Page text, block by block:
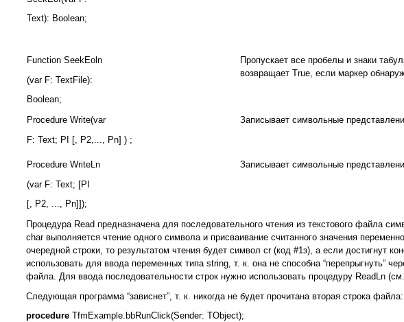
Text): Boolean;
Function SeekEoln
(var F: TextFile):
Boolean;
Пропускает все пробелы и знаки
возвращает True, если маркер
Procedure Write(var
F: Text; PI [, P2,..., Pn] ) ;
Записывает символьные
Procedure WriteLn
(var F: Text; [PI
[, P2, ..., Pn]]);
Записывает символьные
Процедура Read предназначена для последовательного чтения из текстового файла
char выполняется чтение одного символа и присваивание считанного значения
очередной строки, то результатом чтения будет символ cr (код #1з), а если достигнут
использовать для ввода переменных типа string, т. к. она не способна “перепрыгнуть”
файла. Для ввода последовательности строк нужно использовать процедуру ReadLn
Следующая программа “зависнет”, т. к. никогда не будет прочитана вторая строка файла:
procedure TfmExample.bbRunClick(Sender: TObject);